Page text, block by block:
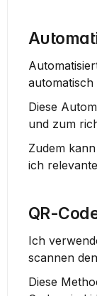
automatisch
Diese
und zum
Zudem
ich
QR-
Ich
scannen
Diese